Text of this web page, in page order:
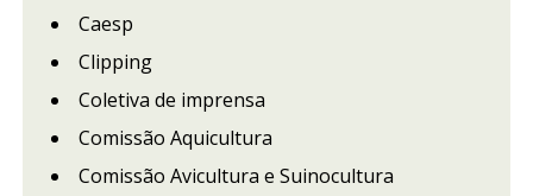
Caesp
Clipping
Coletiva de imprensa
Comissão Aquicultura
Comissão Avicultura e Suinocultura